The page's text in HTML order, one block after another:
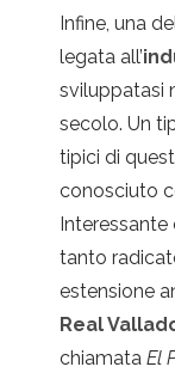
Infine, una
legata all’
sviluppatasi
secolo. Un
tipici di
conosciuto
tanto
estensione
Real
chiamata El